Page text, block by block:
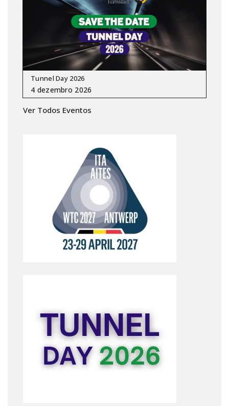
Tunnel Day 2026
Ver Todos Eventos